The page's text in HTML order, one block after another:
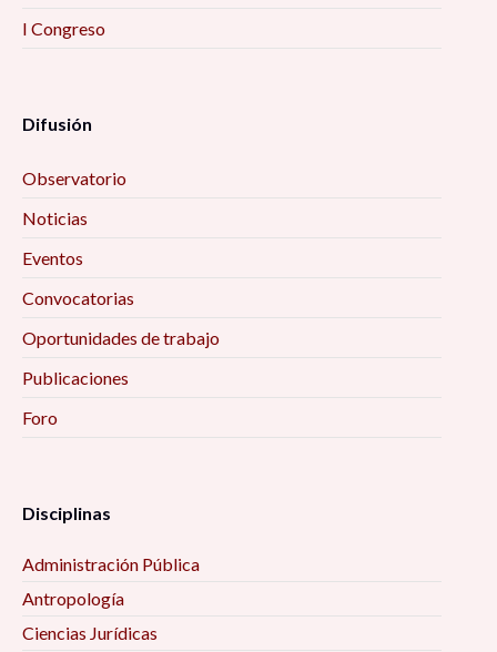
I Congreso
Difusión
Observatorio
Noticias
Eventos
Convocatorias
Oportunidades de trabajo
Publicaciones
Foro
Disciplinas
Administración Pública
Antropología
Ciencias Jurídicas